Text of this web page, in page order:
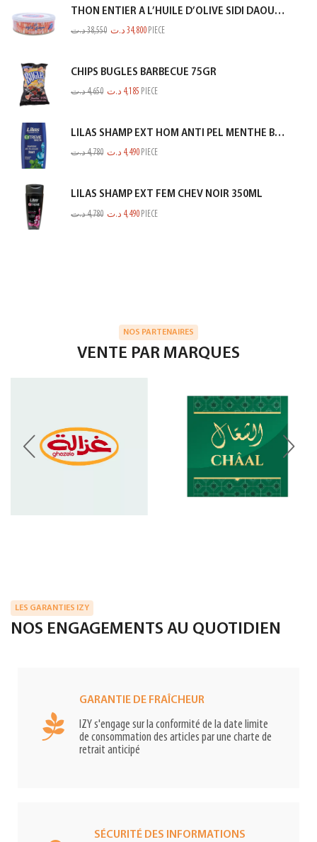
THON ENTIER A L’HUILE D’OLIVE SIDI DAOUD 950G
38,550د.ت 34,800 د.ت PIECE
CHIPS BUGLES BARBECUE 75GR
4,650د.ت 4,185 د.ت PIECE
LILAS SHAMP EXT HOM ANTI PEL MENTHE BLEU 350ML
4,780د.ت 4,490 د.ت PIECE
LILAS SHAMP EXT FEM CHEV NOIR 350ML
4,780د.ت 4,490 د.ت PIECE
NOS PARTENAIRES
VENTE PAR MARQUES
LES GARANTIES IZY
NOS ENGAGEMENTS AU QUOTIDIEN
GARANTIE DE FRAÎCHEUR
IZY s'engage sur la conformité de la date limite
de consommation des articles par une charte de
retrait anticipé
SÉCURITÉ DES INFORMATIONS